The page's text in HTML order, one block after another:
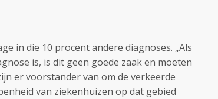
in die 10 procent andere diagnoses. „Als
is, is dit geen goede zaak en moeten
er voorstander van om de verkeerde
van ziekenhuizen op dat gebied